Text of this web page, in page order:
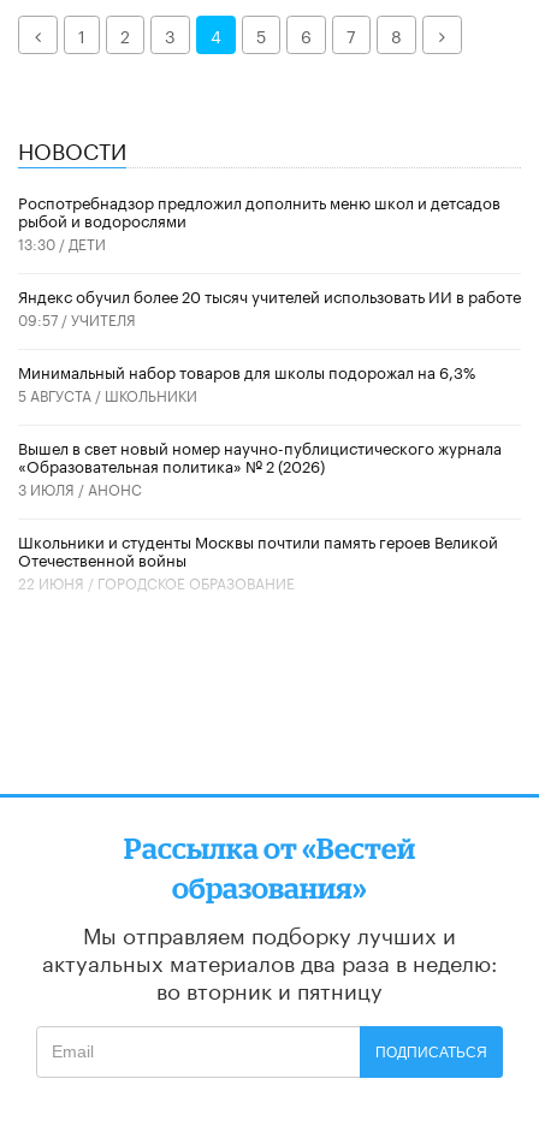
Назад1 2 3 4 5 6 7 8 Далее
НОВОСТИ
Роспотребнадзор предложил дополнить меню школ и детсадов
рыбой и водорослями
13:30 / ДЕТИ
​Яндекс обучил более 20 тысяч учителей использовать ИИ в работе
09:57 /УЧИТЕЛЯ
Минимальный набор товаров для школы подорожал на 6,3%
5 АВГУСТА / ШКОЛЬНИКИ
Вышел в свет новый номер научно-публицистического журнала
«Образовательная политика» № 2 (2026)
3 ИЮЛЯ / АНОНС
Школьники и студенты Москвы почтили память героев Великой
Отечественной войны
22 ИЮНЯ / ГОРОДСКОЕ ОБРАЗОВАНИЕ
Рассылка от «Вестей
образования»
Мы отправляем подборку лучших и
актуальных материалов два раза в неделю:
во вторник и пятницу
ПОДПИСАТЬСЯ